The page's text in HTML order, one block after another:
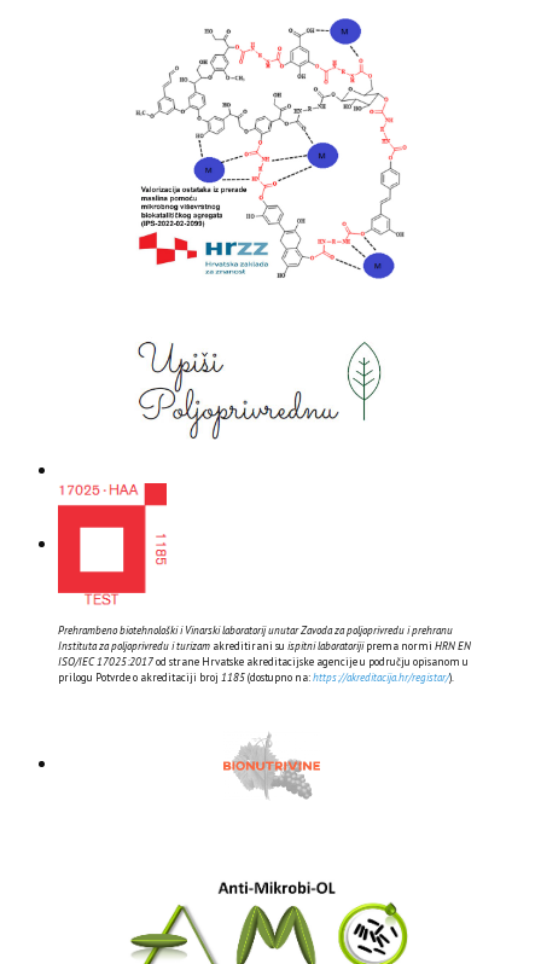
Prehrambeno biotehnološki i Vinarski laboratorij unutar Zavoda za poljoprivredu i prehranu
Instituta za poljoprivredu i turizam akreditirani su ispitni laboratorijiprema normi HRN EN
ISO/IEC 17025:2017od strane Hrvatske akreditacijske agencije u području opisanom u
prilogu Potvrde o akreditaciji broj 1185(dostupno na:https://akreditacija.hr/registar/).